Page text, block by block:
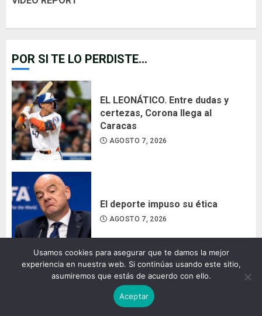
POR SI TE LO PERDISTE...
EL LEONÁTICO. Entre dudas y
certezas, Corona llega al
Caracas
AGOSTO 7, 2026
El deporte impuso su ética
AGOSTO 7, 2026
Camila Canache revoluciona el
karting de EEUU
Usamos cookies para asegurar que te damos la mejor
experiencia en nuestra web. Si continúas usando este sitio,
asumiremos que estás de acuerdo con ello.
Aceptar